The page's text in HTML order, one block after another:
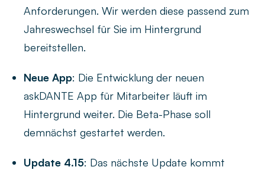
Anforderungen. Wir werden diese passend zum
Jahreswechsel für Sie im Hintergrund
bereitstellen.
Neue App: Die Entwicklung der neuen
askDANTE App für Mitarbeiter läuft im
Hintergrund weiter. Die Beta-Phase soll
demnächst gestartet werden.
Update 4.15: Das nächste Update kommt